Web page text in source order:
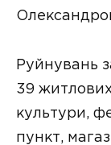
Руйнувань
39
культури,
пункт,